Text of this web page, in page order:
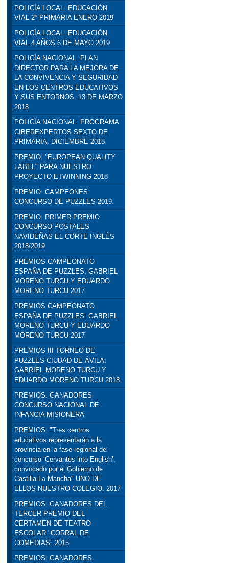
POLICÍA LOCAL: EDUCACIÓN
VIAL 2º PRIMARIA ENERO 2019
POLICÍA LOCAL: EDUCACIÓN
VIAL 4 AÑOS 6 DE MAYO 2019
POLICÍA NACIONAL. PLAN
DIRECTOR PARA LA MEJORA DE
LA CONVIVENCIA Y SEGURIDAD
EN LOS CENTROS EDUCATIVOS
Y SUS ENTORNOS. 13 DE MARZO
2018
POLICÍA NACIONAL: PROGRAMA
CIBEREXPERTOS SEXTO DE
PRIMARIA. DICIEMBRE 2018
PREMIO: "EUROPEAN QUALITY
LABEL" PARA NUESTRO
PROYECTO ETWINNING 2018
PREMIO: CAMPEONES
CONCURSO DE PUZZLES 2019.
PREMIO: PRIMER PREMIO
CONCURSO POSTALES
NAVIDEÑAS EL CORTE INGLÉS
2018/2019
PREMIOS CAMPEONATO
ESPAÑA DE PUZZLES: GABRIEL
MORENO TURCU Y EDUARDO
MORENO TURCU 2017
PREMIOS CAMPEONATO
ESPAÑA DE PUZZLES: GABRIEL
MORENO TURCU Y EDUARDO
MORENO TURCU 2017
PREMIOS III TORNEO DE
PUZZLES CIUDAD DE ÁVILA:
GABRIEL MORENO TURCU Y
EDUARDO MORENO TURCU 2018
PREMIOS. GANADORES
CONCURSO NACIONAL DE
INFANCIA MISIONERA
PREMIOS: "Tres centros
educativos representarán a la
provincia en la fase regional del
concurso ‘Cervantes into English’,
convocado por el Gobierno de
Castilla-La Mancha" UNO DE
ELLOS NUESTRO COLEGIO. 2017
PREMIOS: GANADORES DEL
TERCER PREMIO DEL
CERTAMEN DE TEATRO
ESCOLAR "CORRAL DE
COMEDIAS" 2015
PREMIOS: GANADORES